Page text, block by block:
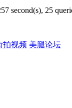
second(s), 25
拍视频 美腿论坛